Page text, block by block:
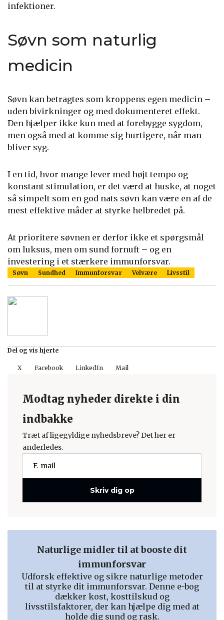
infektioner.
Søvn som naturlig
medicin
Søvn kan betragtes som kroppens egen medicin –
uden bivirkninger og med dokumenteret effekt.
Den hjælper ikke kun med at forebygge sygdom,
men også med at komme sig hurtigere, når man
bliver syg.
I en tid, hvor mange lever med højt tempo og
konstant stimulation, er det værd at huske, at noget
så simpelt som en god nats søvn kan være en af de
mest effektive måder at styrke helbredet på.
At prioritere søvnen er derfor ikke et spørgsmål
om luksus, men om sund fornuft – og en
investering i et stærkere immunforsvar.
Søvn Sundhed Immunforsvar Velvære Livsstil
Del og vis hjerte
X Facebook LinkedIn Mail
Modtag nyheder direkte i din
indbakke
Træt af ligegyldige nyhedsbreve? Det her er
anderledes.
Skriv dig op
Naturlige midler til at booste dit
immunforsvar
Udforsk effektive og sikre naturlige metoder
til at styrke dit immunforsvar. Denne e-bog
dækker kost, kosttilskud og
livsstilsfaktorer, der kan hjælpe dig med at
holde dig sund og rask.